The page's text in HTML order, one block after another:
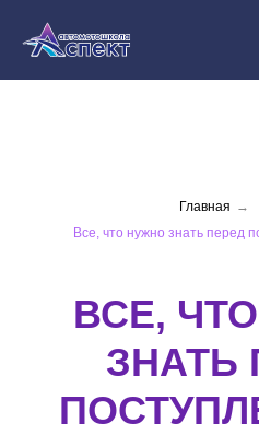
Главная →
Все, что нужно знать перед
ВСЕ,
ЗНАТЬ